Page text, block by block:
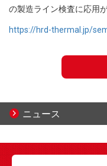
の製造ライン検査に応用
https://hrd-thermal.jp/
ニュース